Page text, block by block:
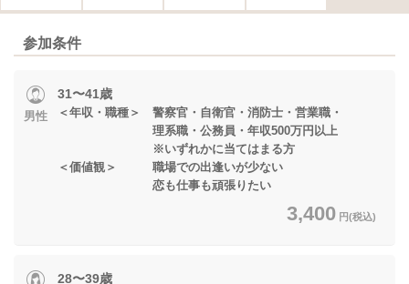
参加条件
男性
31〜41歳
＜年収・職種＞ 警察官・自衛官・消防士・営業職・
理系職・公務員・年収500万円以上
※いずれかに当てはまる方
＜価値観＞ 職場での出逢いが少ない
恋も仕事も頑張りたい
3,400 円(税込)
28〜39歳